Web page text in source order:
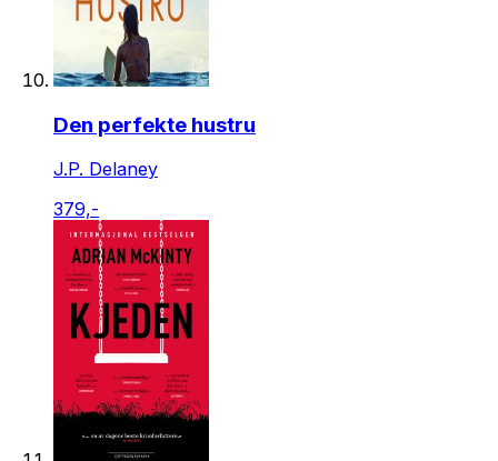
Den perfekte hustru
J.P. Delaney
379,-